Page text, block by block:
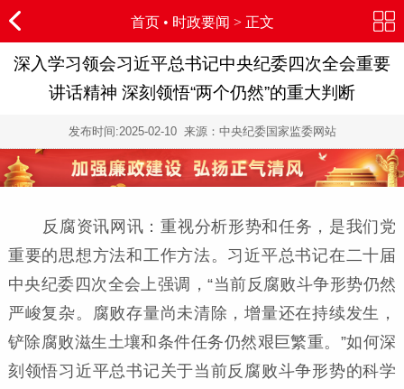
首页• 时政要闻 > 正文
深入学习领会习近平总书记中央纪委四次全会重要
讲话精神 深刻领悟“两个仍然”的重大判断
发布时间:2025-02-10来源：中央纪委国家监委网站
反腐资讯网讯：重视分析形势和任务，是我们党
重要的思想方法和工作方法。习近平总书记在二十届
中央纪委四次全会上强调，“当前反腐败斗争形势仍然
严峻复杂。腐败存量尚未清除，增量还在持续发生，
铲除腐败滋生土壤和条件任务仍然艰巨繁重。”如何深
刻领悟习近平总书记关于当前反腐败斗争形势的科学